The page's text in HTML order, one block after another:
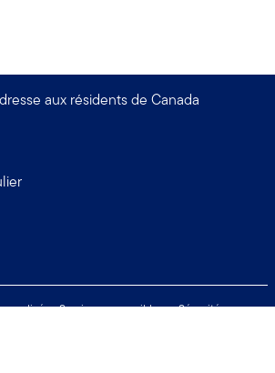
aux résidents de Canada
Services accessibles
Sécurité